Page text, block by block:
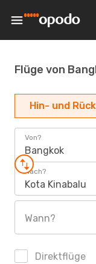
Flüge von
Hin- und
Von?
Bangkok
Nach?
Kota Kinabalu
Wann?
Direktflüge